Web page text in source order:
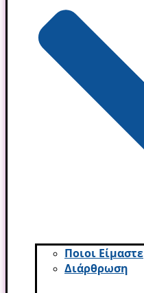
Ποιοι Είμαστε
Διάρθρωση